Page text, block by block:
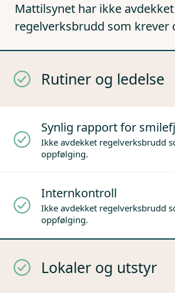
Mattilsynet har ikke avdekket
regelverksbrudd som krever
Rutiner og ledelse
Synlig rapport for
Ikke avdekket regelverksbrudd
oppfølging.
Internkontroll
Ikke avdekket regelverksbrudd
oppfølging.
Lokaler og utstyr